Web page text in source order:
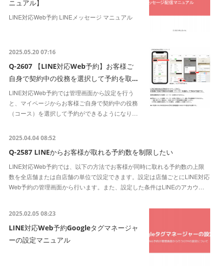
ニュアル】
LINE対応Web予約 LINEメッセージ マニュアル
2025.05.20 07:16
Q-2607 【LINE対応Web予約】お客様ご
自身で契約中の役務を選択して予約を取…
LINE対応Web予約では管理画面から設定を行う
と、マイページからお客様ご自身で契約中の役務
（コース）を選択して予約ができるようになり…
2025.04.04 08:52
Q-2587 LINEからお客様が取れる予約数を制限したい
LINE対応Web予約では、以下の方法でお客様が同時に取れる予約数の上限
数を全店舗または自店舗の単位で設定できます。設定は店舗ごとにLINE対応
Web予約の管理画面から行います。また、設定した条件はLINEのアカウ…
2025.02.05 08:23
LINE対応Web予約Googleタグマネージャ
ーの設定マニュアル